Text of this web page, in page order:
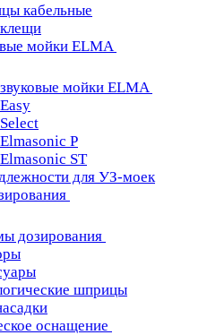
кабельные
мойки ELMA
мойки ELMA
P
ST
для УЗ-моек
дозирования
шприцы
оснащение